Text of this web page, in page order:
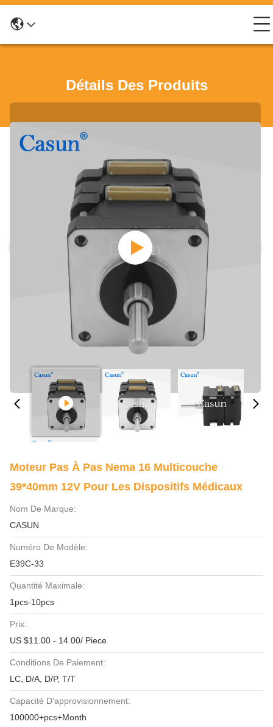
Détails Des Produits
Moteur Pas À Pas Nema 16 Multicouche
39*40mm 12V Pour Les Dispositifs Médicaux
Nom De Marque:
CASUN
Numéro De Modèle:
E39C-33
Quantité Maximale:
1pcs-10pcs
Prix:
US $11.00 - 14.00/ Piece
Conditions De Paiement:
LC, D/A, D/P, T/T
Capacité D'approvisionnement:
100000+pcs+Month